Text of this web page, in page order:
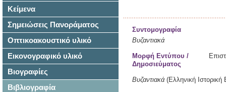
Κείμενα
Σημειώσεις Πανοράματος
Οπτικοακουστικό υλικό
Εικονογραφικό υλικό
Βιογραφίες
Βιβλιογραφία
Συντομογραφία
Βυζαντιακά
Μορφή Εντύπου /
Δημοσιεύματος
Βυζαντιακά (Ελληνική Ιστορική